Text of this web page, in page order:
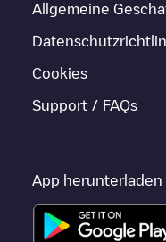
Allgemeine
Cookies
Support / FAQs
App herunterladen